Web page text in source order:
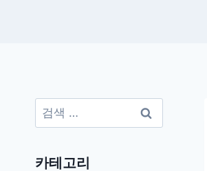
검
색:
카테고리